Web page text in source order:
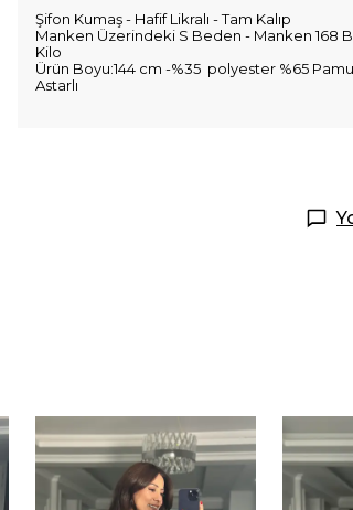
Şifon Kumaş - Hafif Likralı - Tam Kalıp
Manken Üzerindeki S Beden - Manken 168
Kilo
Ürün Boyu:144 cm -%35 polyester %65
Astarlı